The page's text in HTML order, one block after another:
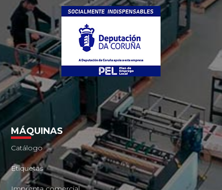
MÁQUINAS
Catálogo
Etiquetas